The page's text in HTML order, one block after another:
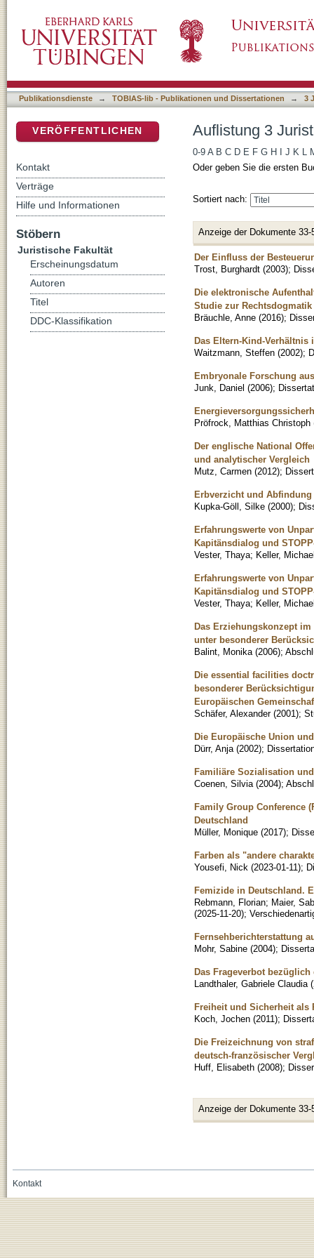
Publikationsdienste → TOBIAS-lib - Publikationen und Dissertationen → 3
Auflistung 3
0-9 A B C D E F G H J K L
Oder geben Sie die ersten
Sortiert nach:
Anzeige der Dokumente 33-
Der Einfluss der
Trost, Burghardt (2003);
Die elektronische
Studie zur
Bräuchle, Anne (2016);
Das Eltern-Kind-Verhältnis
Waitzmann, Steffen (2002);
Embryonale Forschung
Junk, Daniel (2006);
Pröfrock, Matthias Christoph
Der englische National
und analytischer Vergleich
Mutz, Carmen (2012);
Erbverzicht und
Kupka-Göll, Silke (2000);
Erfahrungswerte von
Kapitänsdialog und
Vester, Thaya; Keller,
Erfahrungswerte von
Kapitänsdialog und
Vester, Thaya; Keller,
Das Erziehungskonzept
unter besonderer
Balint, Monika (2006);
Die essential facilities
besonderer
Europäischen
Schäfer, Alexander (2001);
Die Europäische Union
Dürr, Anja (2002);
Familiäre Sozialisation
Coenen, Silvia (2004);
Family Group Conference
Deutschland
Müller, Monique (2017);
Farben als "andere
Yousefi, Nick (2023-01-11);
Femizide in Deutschland.
Rebmann, Florian; Maier,
(2025-11-20);
Fernsehberichterstattung
Mohr, Sabine (2004);
Das Frageverbot bezüglich
Landthaler, Gabriele Claudia (
Freiheit und Sicherheit als
Koch, Jochen (2011);
Die Freizeichnung von
deutsch-französischer
Huff, Elisabeth (2008);
Anzeige der Dokumente 33-
VERÖFFENTLICHEN
Kontakt
Verträge
Hilfe und Informationen
Stöbern
Juristische Fakultät
Erscheinungsdatum
Autoren
Titel
DDC-Klassifikation
Kontakt